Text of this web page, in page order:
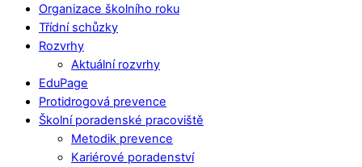
Organizace školního roku
Třídní schůzky
Rozvrhy
Aktuální rozvrhy
EduPage
Protidrogová prevence
Školní poradenské pracoviště
Metodik prevence
Kariérové poradenství